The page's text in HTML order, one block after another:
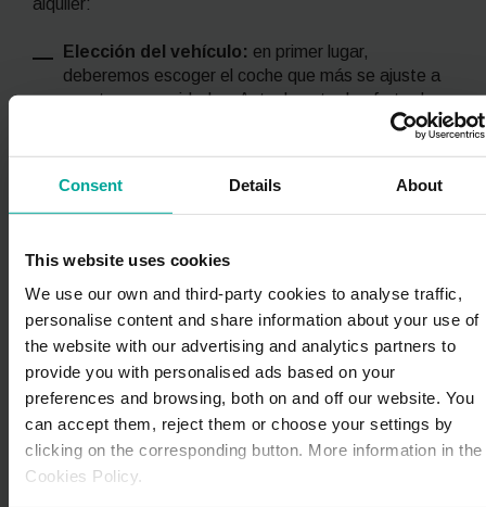
Consent Details About
This website uses cookies
We use our own and third-party cookies to analyse traffic,
personalise content and share information about your use of
the website with our advertising and analytics partners to
provide you with personalised ads based on your
preferences and browsing, both on and off our website. You
can accept them, reject them or choose your settings by
clicking on the corresponding button. More information in the
Cookies Policy.
alquiler:
Elección del vehículo: en primer lugar,
deberemos escoger el coche que más se ajuste a
nuestras necesidades. Actualmente, la oferta de
suele ser muy amplia, con una
gasolina/diésel, híbridos y eléctricos), tanto en las
oficinas físicas como a través de plataformas en
filtros para seleccionar el vehículo que más se
ajuste a nuestras necesidades (tipo de
combustible, etiqueta ambiental, cambio manual o
automático, etc.).
Definición del contrato:como hemos
comentado en apartados anteriores, elrenting
flexible no exige permanencias largas, sino que el
usuario puede decidir la duración del contrato y
tiene mucha más libertad que en el